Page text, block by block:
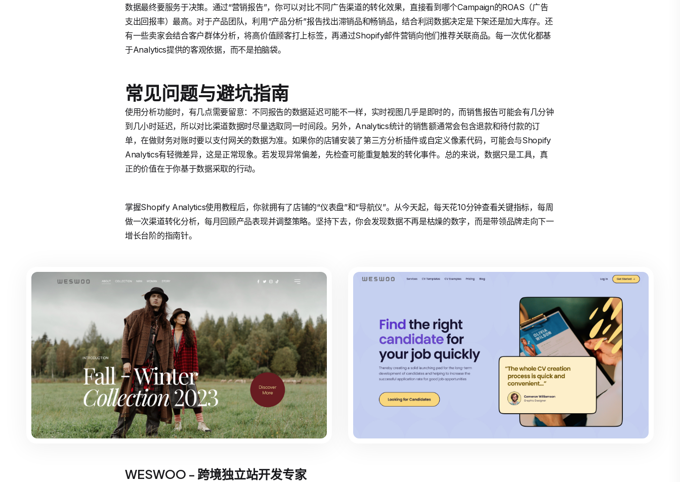
数据最终要服务于决策。通过“营销报告”，你可以对比不同广告渠道的转化效果，直接看到哪个Campaign的ROAS（广告
支出回报率）最高。对于产品团队，利用“产品分析”报告找出滞销品和畅销品，结合利润数据决定是下架还是加大库存。还
有一些卖家会结合客户群体分析，将高价值顾客打上标签，再通过Shopify邮件营销向他们推荐关联商品。每一次优化都基
于Analytics提供的客观依据，而不是拍脑袋。
常见问题与避坑指南
使用分析功能时，有几点需要留意：不同报告的数据延迟可能不一样，实时视图几乎是即时的，而销售报告可能会有几分钟
到几小时延迟，所以对比渠道数据时尽量选取同一时间段。另外，Analytics统计的销售额通常会包含退款和待付款的订
单，在做财务对账时要以支付网关的数据为准。如果你的店铺安装了第三方分析插件或自定义像素代码，可能会与Shopify
Analytics有轻微差异，这是正常现象。若发现异常偏差，先检查可能重复触发的转化事件。总的来说，数据只是工具，真
正的价值在于你基于数据采取的行动。
掌握Shopify Analytics使用教程后，你就拥有了店铺的“仪表盘”和“导航仪”。从今天起，每天花10分钟查看关键指标，每周
做一次渠道转化分析，每月回顾产品表现并调整策略。坚持下去，你会发现数据不再是枯燥的数字，而是带领品牌走向下一
增长台阶的指南针。
WESWOO - 跨境独立站开发专家